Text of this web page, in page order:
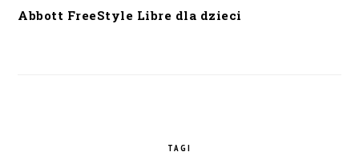
Abbott FreeStyle Libre dla dzieci
TAGI